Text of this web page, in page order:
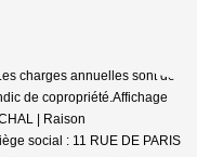
charges annuelles sont de
de copropriété.Affichage
| Raison
social : 11 RUE DE PARIS